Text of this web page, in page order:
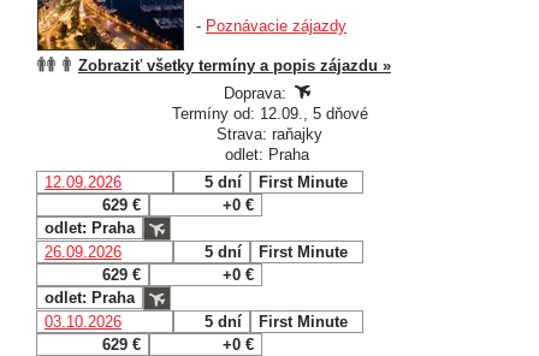
- Poznávacie zájazdy
Zobraziť všetky termíny a popis zájazdu »
Doprava:
Termíny od: 12.09., 5 dňové
Strava: raňajky
odlet: Praha
12.09.2026
5 dní
First Minute
629 €
+0 €
odlet: Praha
26.09.2026
5 dní
First Minute
629 €
+0 €
odlet: Praha
03.10.2026
5 dní
First Minute
629 €
+0 €